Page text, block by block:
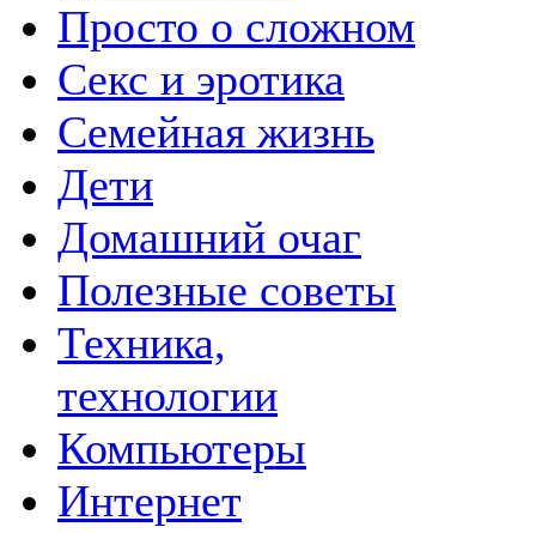
Просто о сложном
Секс и эротика
Семейная жизнь
Дети
Домашний очаг
Полезные советы
Техника,
технологии
Компьютеры
Интернет